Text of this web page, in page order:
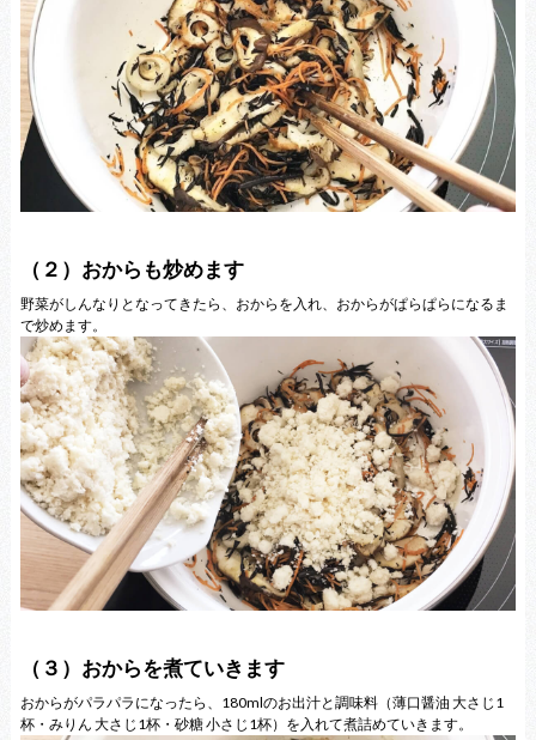
（２）おからも炒めます
野菜がしんなりとなってきたら、おからを入れ、おからがぱらぱらになるま
で炒めます。
（３）おからを煮ていきます
おからがパラパラになったら、180mlのお出汁と調味料（薄口醤油 大さじ1
杯・みりん 大さじ1杯・砂糖 小さじ1杯）を入れて煮詰めていきます。